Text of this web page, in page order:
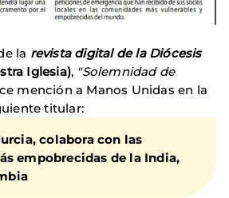
la revista digital de la Diócesis
Iglesia), "Solemnidad de
mención a Manos Unidas en la
titular:
colabora con las
empobrecidas de la India,